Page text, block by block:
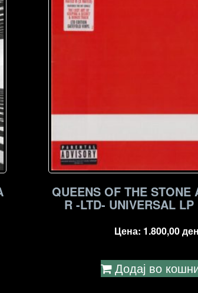
QUEENS OF THE STONE
R -LTD- UNIVERSAL LP
Цена: 1.800,00ден
Додај во